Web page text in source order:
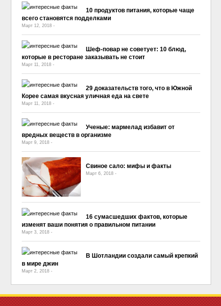
10 продуктов питания, которые чаще
всего становятся подделками
Март 12, 2018 -
Шеф-повар не советует: 10 блюд,
которые в ресторане заказывать не стоит
Март 11, 2018 -
29 доказательств того, что в Южной
Корее самая вкусная уличная еда на свете
Март 11, 2018 -
Ученые: мармелад избавит от
вредных веществ в организме
Март 9, 2018 -
Свиное сало: мифы и факты
Март 6, 2018 -
16 сумасшедших фактов, которые
изменят ваши понятия о правильном питании
Март 3, 2018 -
В Шотландии создали самый крепкий
в мире джин
Март 2, 2018 -